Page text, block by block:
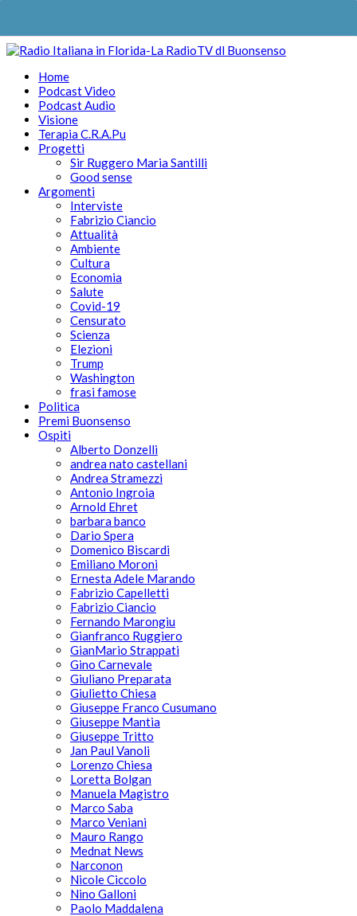
Home
Podcast Video
Podcast Audio
Visione
Terapia C.R.A.Pu
Progetti
Sir Ruggero Maria Santilli
Good sense
Argomenti
Interviste
Fabrizio Ciancio
Attualità
Ambiente
Cultura
Economia
Salute
Covid-19
Censurato
Scienza
Elezioni
Trump
Washington
frasi famose
Politica
Premi Buonsenso
Ospiti
Alberto Donzelli
andrea nato castellani
Andrea Stramezzi
Antonio Ingroia
Arnold Ehret
barbara banco
Dario Spera
Domenico Biscardi
Emiliano Moroni
Ernesta Adele Marando
Fabrizio Capelletti
Fabrizio Ciancio
Fernando Marongiu
Gianfranco Ruggiero
GianMario Strappati
Gino Carnevale
Giuliano Preparata
Giulietto Chiesa
Giuseppe Franco Cusumano
Giuseppe Mantia
Giuseppe Tritto
Jan Paul Vanoli
Lorenzo Chiesa
Loretta Bolgan
Manuela Magistro
Marco Saba
Marco Veniani
Mauro Rango
Mednat News
Narconon
Nicole Ciccolo
Nino Galloni
Paolo Maddalena